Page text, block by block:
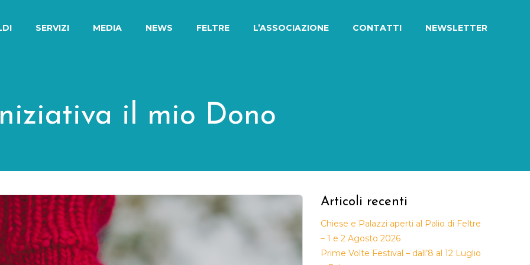
SERVIZI MEDIA NEWS FELTRE L’ASSOCIAZIONE CONTATTI NEWSLETTER
il mio Dono
Articoli recenti
Chiese e Palazzi aperti al Palio di Feltre
– 1 e 2 Agosto 2026
Prime Volte Festival – dall’8 al 12 Luglio